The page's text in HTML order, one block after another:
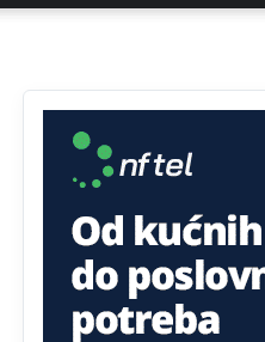
Dobro zboris 791,ovaj721
interneta,samo mu je
Drzi pod kontrolom tri
ponasanje...Uzivotu brani
slabije.Iz
zivota iskljuci tri
zavist.Svedok si ziv gaji tri
dobrotu,pamet i